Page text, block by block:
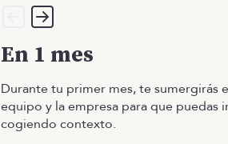
En 1 mes
Durante tu primer mes, te sumergirás
equipo y la empresa para que puedas
cogiendo contexto.